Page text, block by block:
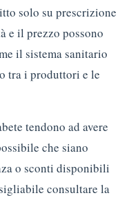
solo su prescrizione
e il prezzo possono
il sistema sanitario
tra i produttori e le
tendono ad avere
che siano
o sconti disponibili
consultare la